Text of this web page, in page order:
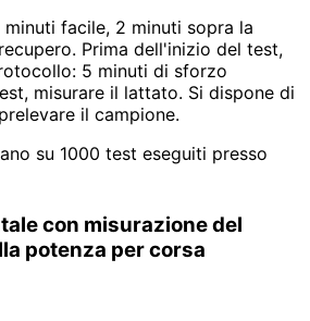
facile, 2 minuti sopra la
Prima dell'inizio del test,
5 minuti di sforzo
misurare il lattato. Si dispone di
il campione.
su 1000 test eseguiti presso
con misurazione del
potenza per corsa